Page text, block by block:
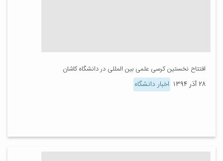
افتتاح نخستین کرسی علمی بین المللی در دانشگاه کاشان
۲۸ آذر ۱۳۹۴ اخبار دانشگاه